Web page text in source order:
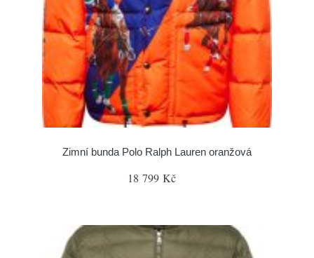
Zimní bunda Polo Ralph Lauren oranžová
18 799 Kč